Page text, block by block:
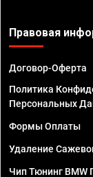
Правовая
Договор-Оферта
Политика
Персональных
Формы Оплаты
Удаление
Чип Тюнинг BMW